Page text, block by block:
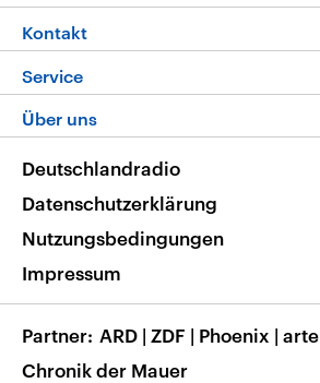
Die Nachrichten
Nachrichtenleicht
Neue Beiträge auf dlf.de
Livestream
Podcasts
Deutschlandfunk App
Nachrichten App
Frequenzen
Kontakt
Service
FAQ
Veranstaltungen
Musikliste
RSS
Über uns
Barrierefreiheit
Deutschlandradio
Datenschutzerklärung
Nutzungsbedingungen
Impressum
Partner ARD | ZDF | Phoenix | arte
Chronik der Mauer